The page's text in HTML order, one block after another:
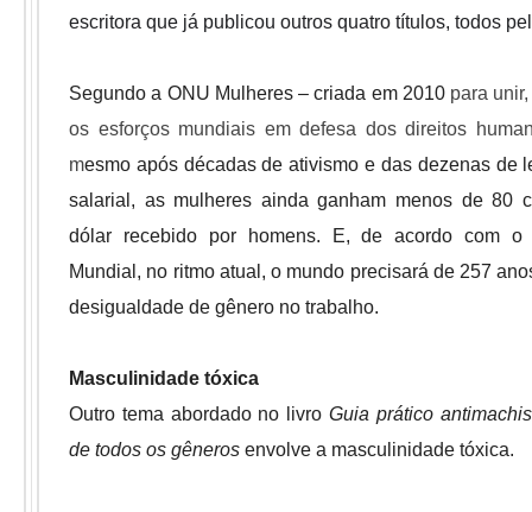
escritora que já publicou outros quatro títulos, todos
Segundo a ONU Mulheres – criada em 2010para unir,
os esforços mundiais em defesa dos direitos
mesmo após décadas de ativismo e das dezenas de
salarial, as mulheres ainda ganham menos de 80
dólar recebido por homens. E, de acordo com o
Mundial, no ritmo atual, o mundo precisará de 257
desigualdade de gênero no trabalho.
Masculinidade tóxica
Outro tema abordado no livro Guia prático
de todos os gêneros envolve a masculinidade tóxica.